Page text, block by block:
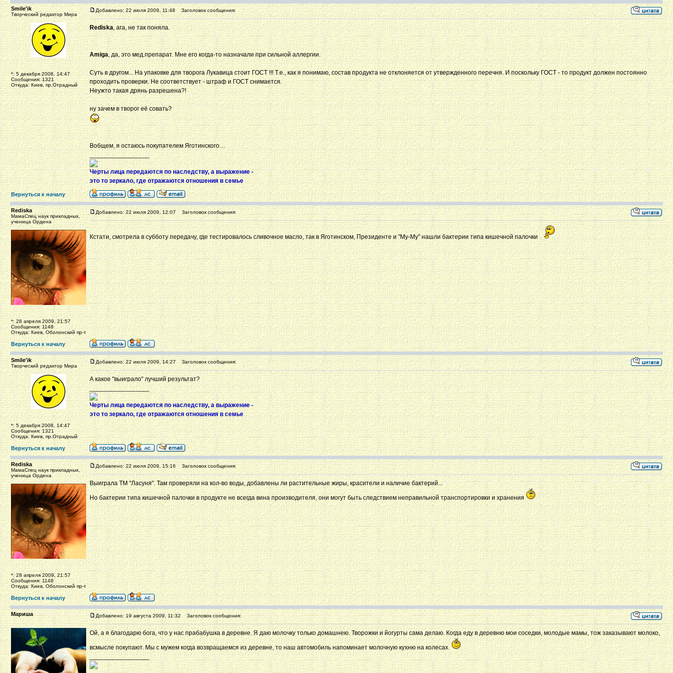
Smile'ik
Творческий редактор Мира
*: 5 декабря 2008, 14:47
Сообщения: 1321
Откуда: Киев, пр.Отрадный
Добавлено: 22 июля 2009, 11:48 Заголовок сообщения:
Rediska, ага, не так поняла.
Amiga, да, это мед.препарат. Мне его когда-то назначали при сильной аллергии.
Суть в другом... На упаковке для творога Лукавица стоит ГОСТ !!! Т.е., как я понимаю, состав продукта не отклоняется от утвержденного перечня. И поскольку ГОСТ - то продукт должен постоянно
проходить проверки. Не соответствует - штраф и ГОСТ снимается.
Неужто такая дрянь разрешена?!
ну зачем в творог её совать?
Вобщем, я остаюсь покупателем Яготинского....
_________________
Черты лица передаются по наследству, а выражение -
это то зеркало, где отражаются отношения в семье
Вернуться к началу
Rediska
МамаСпец наук прикладных,
ученица Ордена
*: 28 апреля 2009, 21:57
Сообщения: 1148
Откуда: Киев, Оболонский пр-т
Добавлено: 22 июля 2009, 12:07 Заголовок сообщения:
Кстати, смотрела в субботу передачу, где тестировалось сливочное масло, так в Яготинском, Президенте и "Му-Му" нашли бактерии типа кишечной палочки
Вернуться к началу
Smile'ik
Творческий редактор Мира
*: 5 декабря 2008, 14:47
Сообщения: 1321
Откуда: Киев, пр.Отрадный
Добавлено: 22 июля 2009, 14:27 Заголовок сообщения:
А какое "выиграло" лучший результат?
_________________
Черты лица передаются по наследству, а выражение -
это то зеркало, где отражаются отношения в семье
Вернуться к началу
Rediska
МамаСпец наук прикладных,
ученица Ордена
*: 28 апреля 2009, 21:57
Сообщения: 1148
Откуда: Киев, Оболонский пр-т
Добавлено: 22 июля 2009, 15:16 Заголовок сообщения:
Выиграла ТМ "Ласуня". Там проверяли на кол-во воды, добавлены ли растительные жиры, красители и наличие бактерий...
Но бактерии типа кишечной палочки в продукте не всегда вина производителя, они могут быть следствием неправильной транспортировки и хранения
Вернуться к началу
Мариша Добавлено: 19 августа 2009, 11:32 Заголовок сообщения:
Ой, а я благодарю бога, что у нас прабабушка в деревне. Я даю молочку только домашнею. Творожки и йогурты сама делаю. Когда еду в деревню мои соседки, молодые мамы, тож заказывают молоко,
всмысле покупают. Мы с мужем когда возвращаемся из деревне, то наш автомобиль напоминает молочную кухню на колесах.
_________________